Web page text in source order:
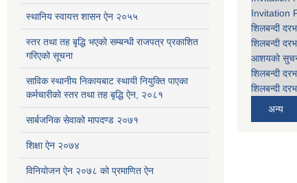
स्थानिय स्वायत्त शासन ऐन २०५५
स्तर तथा तह बृद्धि भएको सम्बन्धी राजपत्र प्रकाशित
गरिएको सूचना
साविक स्थानीय निकायबाट स्थायी नियुक्ति पाएका
कर्मचारीको स्तर तथा तह बृद्धि ऐन, २०८१
सार्बजनिक सेवाको मापदण्ड २०७१
शिक्षा ऐन २०७४
विनियोजन ऐन २०७८ को प्रमाणित ऐन
Invitation
शिलबन्दी
शिलबन्दी
आशयको
शिलबन्दी
शिलबन्दी
अन्य